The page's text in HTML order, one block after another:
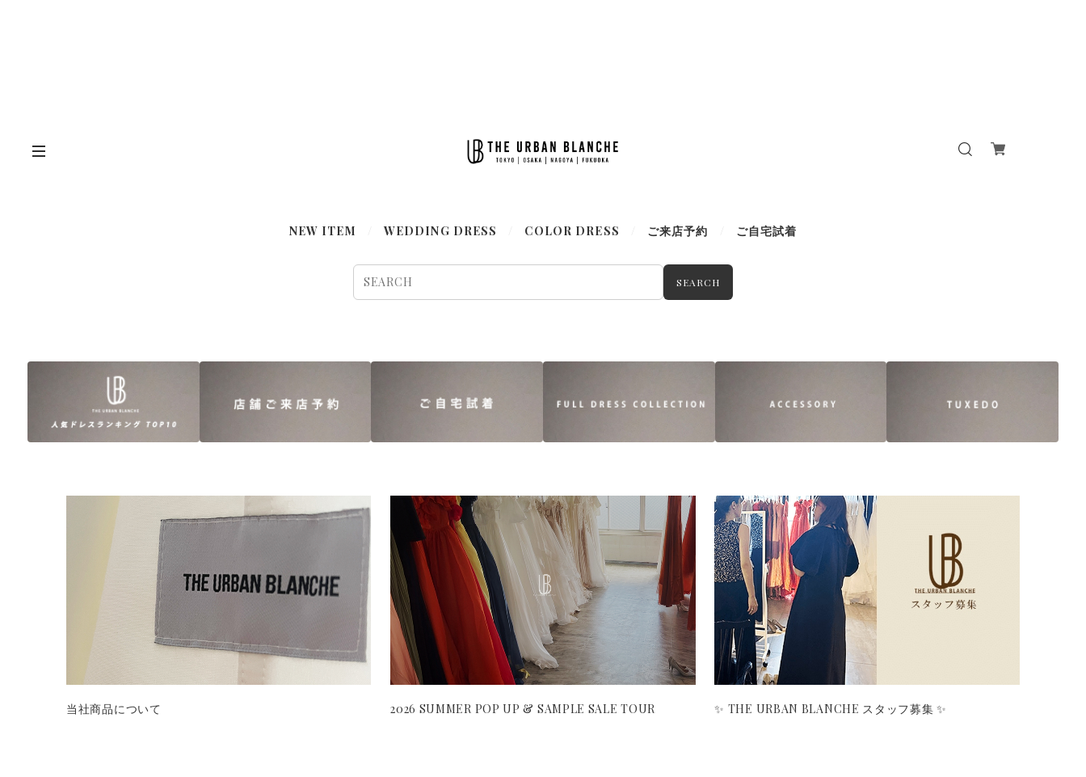
NEW ITEM WEDDING DRESS COLOR DRESS ご来店予約 ご自宅試着
SEARCH
当社商品について 2026 SUMMER POP UP & SAMPLE SALE TOUR ✨ THE URBAN BLANCHE スタッフ募集 ✨